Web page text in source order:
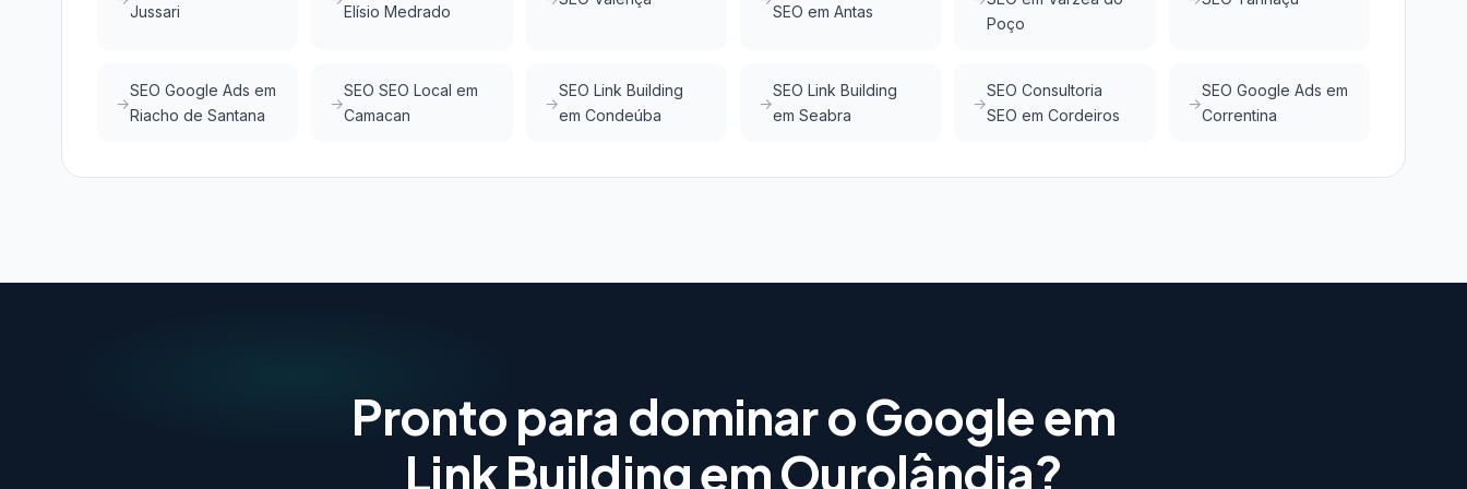
Jussari
Elísio Medrado
SEO em Antas
Poço
SEO Google Ads em
Riacho de Santana
SEO SEO Local em
Camacan
SEO Link Building
em Condeúba
SEO Link Building
em Seabra
SEO Consultoria
SEO em Cordeiros
SEO Google Ads em
Correntina
Pronto para dominar o Google em
Link Building em Ourolândia?